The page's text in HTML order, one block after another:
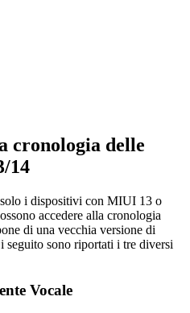
cronologia delle
14
solo i dispositivi con MIUI 13 o
accedere alla cronologia
di una vecchia versione di
sono riportati i tre diversi
Vocale